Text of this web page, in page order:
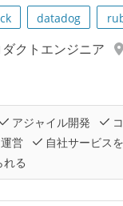
datadog
クトエンジニア
アジャイル開発
営 自社サービス
る